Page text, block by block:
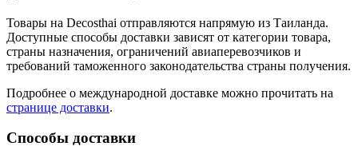
Товары на Decosthai отправляются напрямую из Таиланда.
Доступные способы доставки зависят от категории товара,
страны назначения, ограничений авиаперевозчиков и
требований таможенного законодательства страны получения.
Подробнее о международной доставке можно прочитать на
странице доставки.
Способы доставки